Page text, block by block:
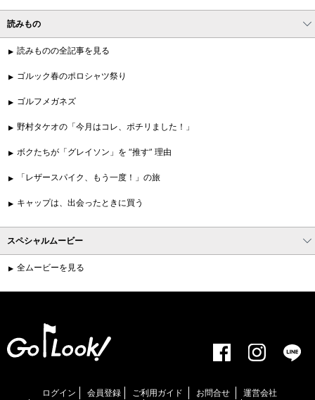
読みもの
読みものの全記事を見る
ゴルック春のポロシャツ祭り
ゴルフメガネズ
野村タケオの「今月はコレ、ポチリました！」
ボクたちが「グレイソン」を “推す” 理由
「レザースパイク、もう一度！」の旅
キャップは、出会ったときに買う
スペシャルムービー
全ムービーを見る
ログイン 会員登録 ご利用ガイド お問合せ 運営会社